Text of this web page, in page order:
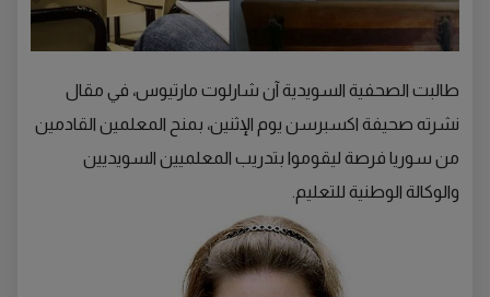
طالبت الصحفية السويدية آن شارلوت مارتيوس، في مقال
نشرته صحيفة اكسبرسن يوم الإثنين، بمنح المعلمين القادمين
من سوريا فرصة ليقوموا بتدريب المعلميين السويديين
والوكالة الوطنية للتعليم.